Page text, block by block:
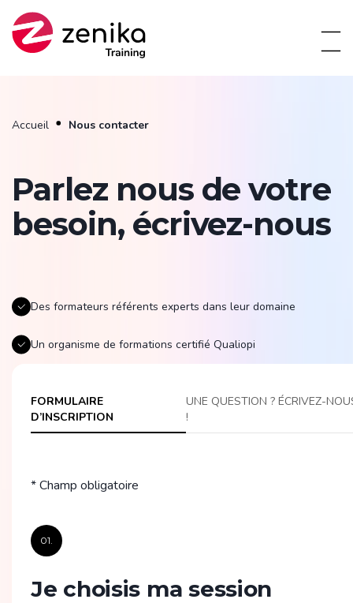
Accueil Nous contacter
Parlez nous de votre
besoin, écrivez-nous
Des formateurs référents experts dans leur domaine
Un organisme de formations certifié Qualiopi
FORMULAIRE
D’INSCRIPTION
UNE QUESTION ? ÉCRIVEZ-
!
* Champ obligatoire
01.
Je choisis ma session